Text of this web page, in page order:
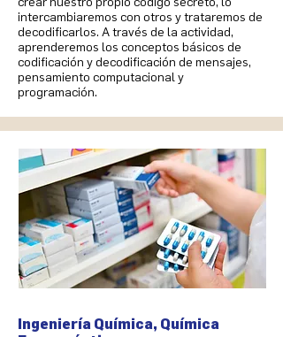
intercambiaremos con otros y trataremos de
decodificarlos. A través de la actividad,
aprenderemos los conceptos básicos de
codificación y decodificación de mensajes,
pensamiento computacional y
programación.
Ingeniería Química, Química